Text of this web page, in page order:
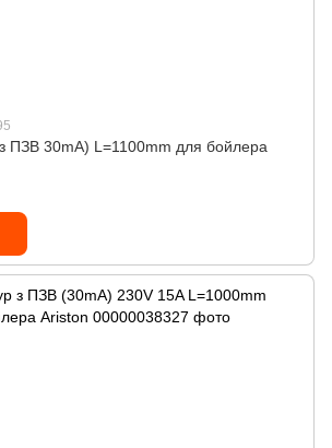
ПЗВ 30mA) L=1100mm для бойлера